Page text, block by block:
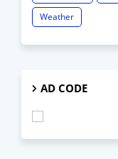
Weather
AD CODE